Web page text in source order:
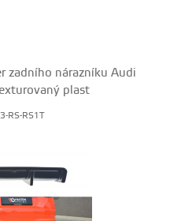
zadního nárazníku Audi
plast
RS-RS1T